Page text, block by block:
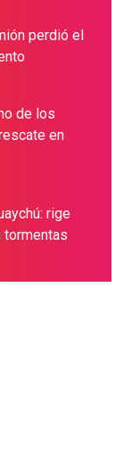
perdió el
de los
en
rige
tormentas